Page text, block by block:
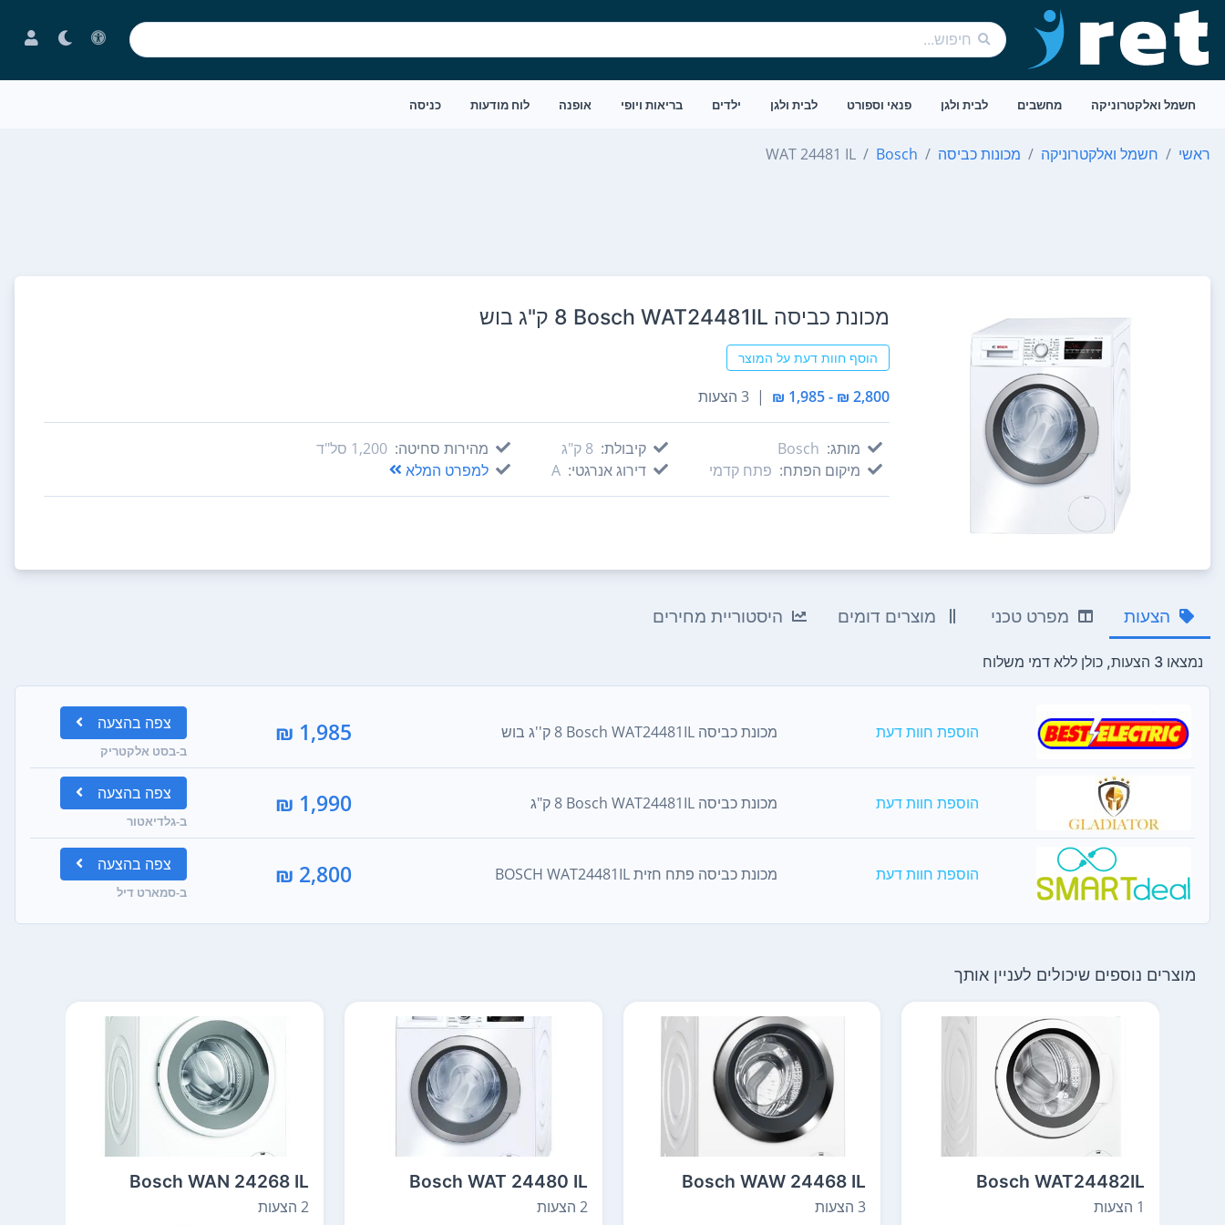
חשמל ואלקטרוניקה מחשבים לבית ולגן פנאי וספורט לבית ולגן ילדים בריאות ויופי אופנה לוח מודעות כניסה
ראשי חשמל ואלקטרוניקה מכונות כביסה Bosch
WAT 24481 IL
מכונת כביסה Bosch WAT24481IL ‏8 ‏ק"ג בוש
הוסף חוות דעת על המוצר
2,800 ₪ - 1,985 ₪
| 3 הצעות
מותג: Bosch
מיקום הפתח: פתח קדמי
קיבולת: 8‏ ק"ג
דירוג אנרגטי: A
מהירות סחיטה: 1,200‏ סל"ד
למפרט המלא
הצעות מפרט טכני מוצרים דומים היסטוריית מחירים
נמצאו 3 הצעות, כולן ללא דמי משלוח
הוספת חוות דעת מכונת כביסה Bosch WAT24481IL ‏8 ‏ק''ג בוש 1,985 ₪ צפה בהצעה
ב-בסט אלקטריק
הוספת חוות דעת מכונת כביסה Bosch WAT24481IL ‏8 ‏ק"ג 1,990 ₪ צפה בהצעה
ב-גלדיאטור
הוספת חוות דעת מכונת כביסה פתח חזית BOSCH WAT24481IL 2,800 ₪ צפה בהצעה
ב-סמארט דיל
מוצרים נוספים שיכולים לעניין אותך
Bosch WAT24482IL
1 הצעות
Bosch WAW 24468 IL
3 הצעות
Bosch WAT 24480 IL
2 הצעות
Bosch WAN 24268 IL
2 הצעות